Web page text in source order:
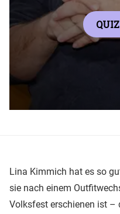
Lina Kimmich hat es so
sie nach einem
Volksfest erschienen ist –